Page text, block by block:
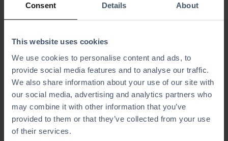
Consent Details About
This website uses cookies
We use cookies to personalise content and ads, to
provide social media features and to analyse our traffic.
We also share information about your use of our site with
our social media, advertising and analytics partners who
may combine it with other information that you’ve
provided to them or that they’ve collected from your use
of their services.
8. MAI 2024 CAMILLA
FALLSTUDIEN
Elev8 Fun: Skalierung der Betriebsabläufe in
Rekordgeschwindigkeit mit BMI Leisure
21. AUGUST 2023